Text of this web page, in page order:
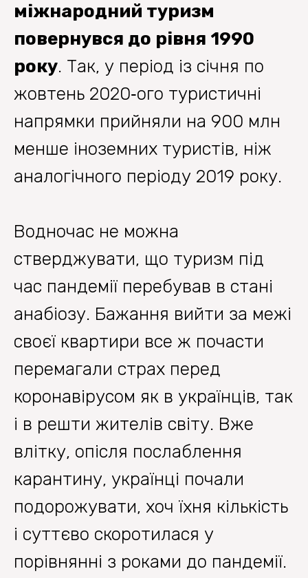
міжнародний туризм
повернувся до рівня 1990
року. Так, у період із січня по
жовтень 2020‐ого туристичні
напрямки прийняли на 900 млн
менше іноземних туристів, ніж
аналогічного періоду 2019 року.
Водночас не можна
стверджувати, що туризм під
час пандемії перебував в стані
анабіозу. Бажання вийти за межі
своєї квартири все ж почасти
перемагали страх перед
коронавірусом як в українців, так
і в решти жителів світу. Вже
влітку, опісля послаблення
карантину, українці почали
подорожувати, хоч їхня кількість
і суттєво скоротилася у
порівнянні з роками до пандемії.